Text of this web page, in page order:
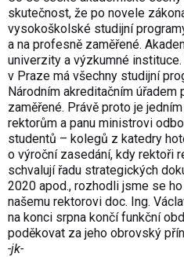
skutečnost, že po novele
vysokoškolské studijní
a na profesně zaměřené.
univerzity a výzkumné
v Praze má všechny studijní
Národním akreditačním
zaměřené. Právě proto je
rektorům a panu ministrovi
studentů – kolegů z katedry
o výroční zasedání, kdy rektoři
schvalují řadu strategických
2020 apod., rozhodli jsme se
našemu rektorovi doc. Ing.
na konci srpna končí funkční
poděkovat za jeho obrovský
-jk-